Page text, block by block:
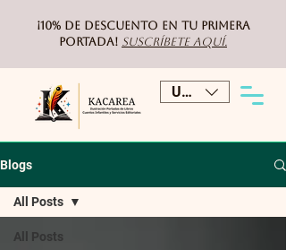
¡10% de DESCUENTO en tu primera
portada! Suscríbete aquí.
USD ($)
Blogs
All Posts
All Posts